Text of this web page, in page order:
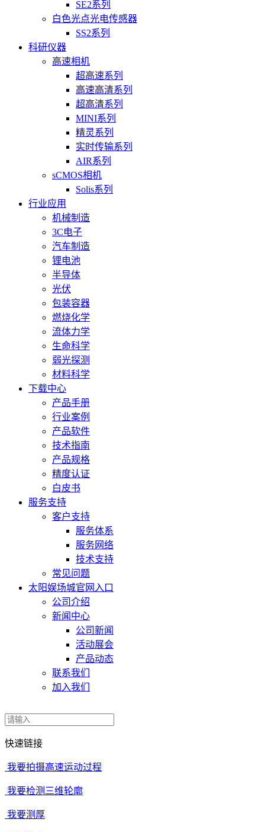
SE2系列
白色光点光电传感器
SS2系列
科研仪器
高速相机
超高速系列
高速高清系列
超高清系列
MINI系列
精灵系列
实时传输系列
AIR系列
sCMOS相机
Solis系列
行业应用
机械制造
3C电子
汽车制造
锂电池
半导体
光伏
包装容器
燃烧化学
流体力学
生命科学
弱光探测
材料科学
下载中心
产品手册
行业案例
产品软件
技术指南
产品规格
精度认证
白皮书
服务支持
客户支持
服务体系
服务网络
技术支持
常见问题
太阳娱场城官网入口
公司介绍
新闻中心
公司新闻
活动展会
产品动态
联系我们
加入我们
快速链接
我要拍摄高速运动过程
我要检测三维轮廓
我要测厚